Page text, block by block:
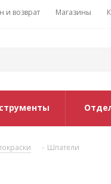
и возврат Магазины
- Шпатели